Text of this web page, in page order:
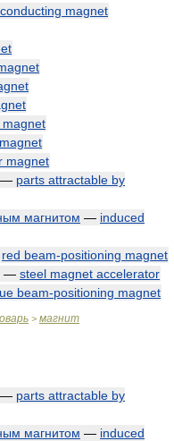
magnet
magnet
— parts attractable by
магнитом — induced
red beam-positioning magnet
— steel magnet accelerator
beam-positioning magnet
> магнит
— parts attractable by
магнитом — induced